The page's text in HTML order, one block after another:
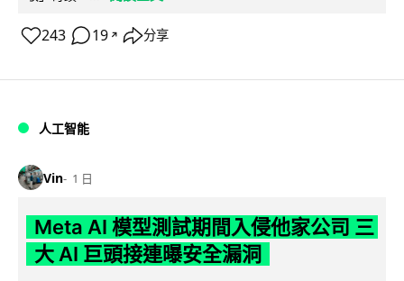
243 19 ↗ 分享
人工智能
Vin 1 日
Meta AI 模型測試期間入侵他家公司 三
大 AI 巨頭接連曝安全漏洞